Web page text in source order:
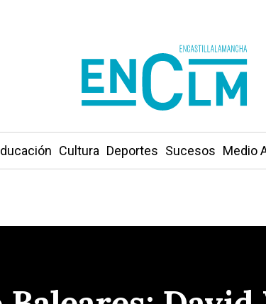
Cultura Deportes Sucesos Medio